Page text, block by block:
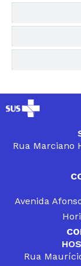
Rua Marciano
Avenida
Rua